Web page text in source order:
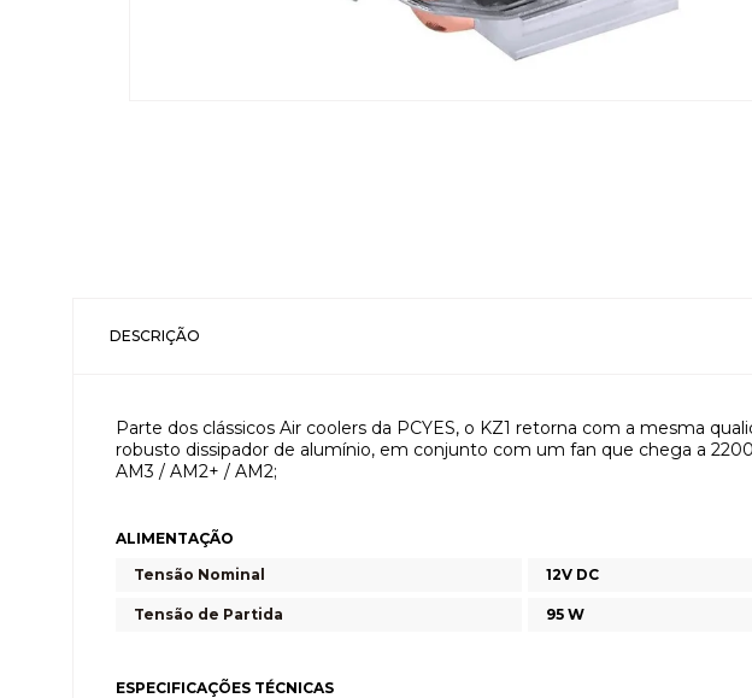
DESCRIÇÃO
Parte dos clássicos Air coolers da PCYES, o KZ1 retorna com a mesma
robusto dissipador de alumínio, em conjunto com um fan que chega a
AM3 / AM2+ / AM2;
ALIMENTAÇÃO
Tensão Nominal
12V DC
Tensão de Partida 95 W
ESPECIFICAÇÕES TÉCNICAS